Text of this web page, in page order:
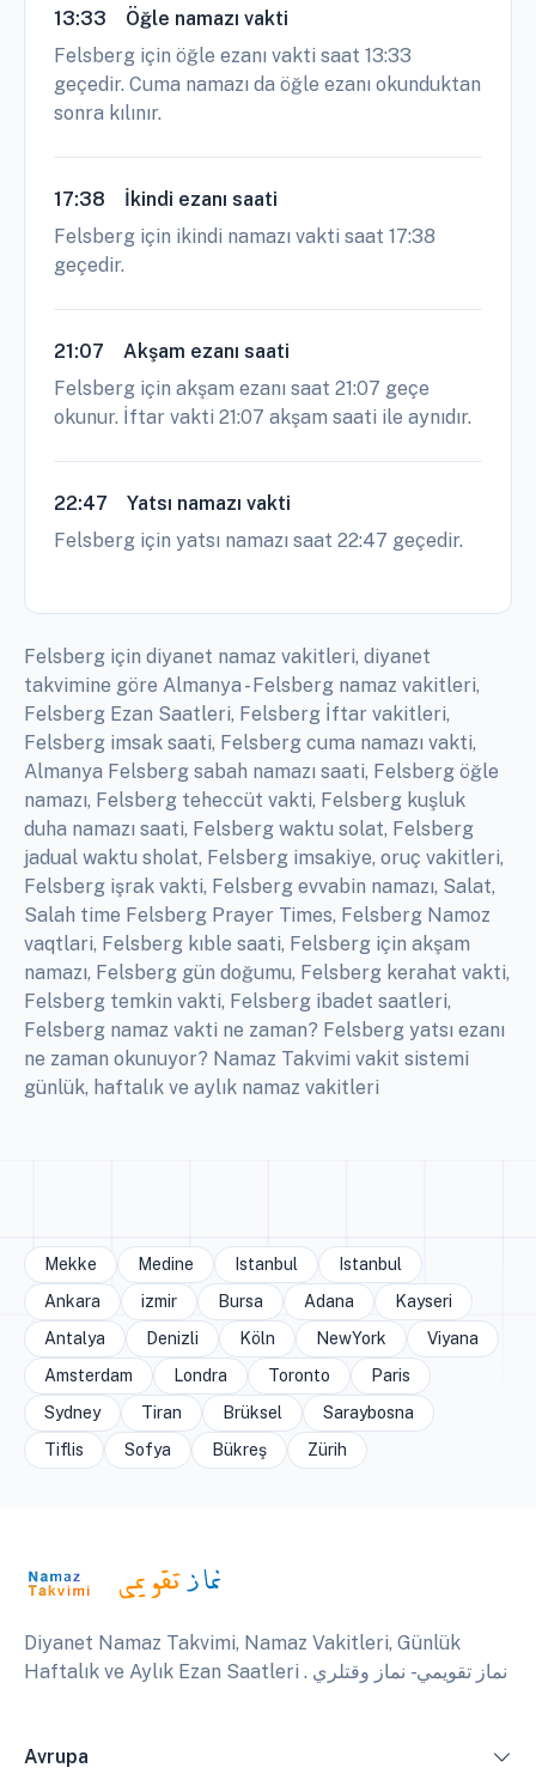
13:33
Öğle namazı vakti
Felsberg için öğle ezanı vakti saat 13:33
geçedir. Cuma namazı da öğle ezanı okunduktan
sonra kılınır.
17:38
İkindi ezanı saati
Felsberg için ikindi namazı vakti saat 17:38
geçedir.
21:07
Akşam ezanı saati
Felsberg için akşam ezanı saat 21:07 geçe
okunur. İftar vakti 21:07 akşam saati ile aynıdır.
22:47
Yatsı namazı vakti
Felsberg için yatsı namazı saat 22:47 geçedir.
Felsberg için diyanet namaz vakitleri, diyanet
takvimine göre Almanya - Felsberg namaz vakitleri,
Felsberg Ezan Saatleri, Felsberg İftar vakitleri,
Felsberg imsak saati, Felsberg cuma namazı vakti,
Almanya Felsberg sabah namazı saati, Felsberg öğle
namazı, Felsberg teheccüt vakti, Felsberg kuşluk
duha namazı saati, Felsberg waktu solat, Felsberg
jadual waktu sholat, Felsberg imsakiye, oruç vakitleri,
Felsberg işrak vakti, Felsberg evvabin namazı, Salat,
Salah time Felsberg Prayer Times, Felsberg Namoz
vaqtlari, Felsberg kıble saati, Felsberg için akşam
namazı, Felsberg gün doğumu, Felsberg kerahat vakti,
Felsberg temkin vakti, Felsberg ibadet saatleri,
Felsberg namaz vakti ne zaman? Felsberg yatsı ezanı
ne zaman okunuyor? Namaz Takvimi vakit sistemi
günlük, haftalık ve aylık namaz vakitleri
Mekke Medine Istanbul
Istanbul
Ankara
izmir Bursa Adana
Kayseri
Antalya
Denizli Köln NewYork
Viyana
Amsterdam
Londra Toronto
Paris
Sydney
Tiran Brüksel
Saraybosna
Tiflis
Sofya Bükreş Zürih
Diyanet Namaz Takvimi, Namaz Vakitleri, Günlük
Haftalık ve Aylık Ezan Saatleri . نماز تقويمي - نماز وقتلري
Avrupa